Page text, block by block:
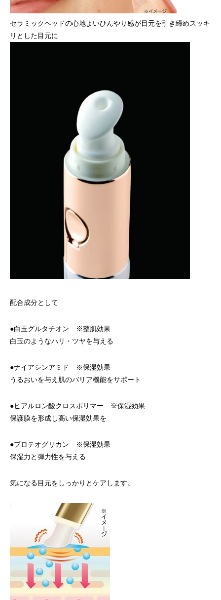
セラミックヘッドの心地よいひんやり感が目元を引き締めスッキ
リとした目元に
配合成分として
●白玉グルタチオン ※整肌効果
白玉のようなハリ・ツヤを与える
●ナイアシンアミド ※保湿効果
うるおいを与え肌のバリア機能をサポート
●ヒアルロン酸クロスポリマー ※保湿効果
保護膜を形成し高い保湿効果を
●プロテオグリカン ※保湿効果
保湿力と弾力性を与える
気になる目元をしっかりとケアします。